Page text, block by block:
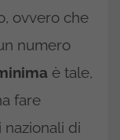
ovvero che
numero
è tale,
fare
di